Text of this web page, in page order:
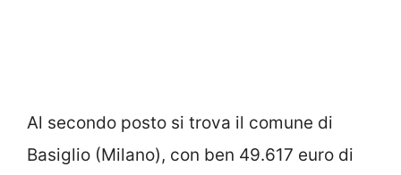
Al secondo posto si trova il comune di
Basiglio (Milano), con ben 49.617 euro di